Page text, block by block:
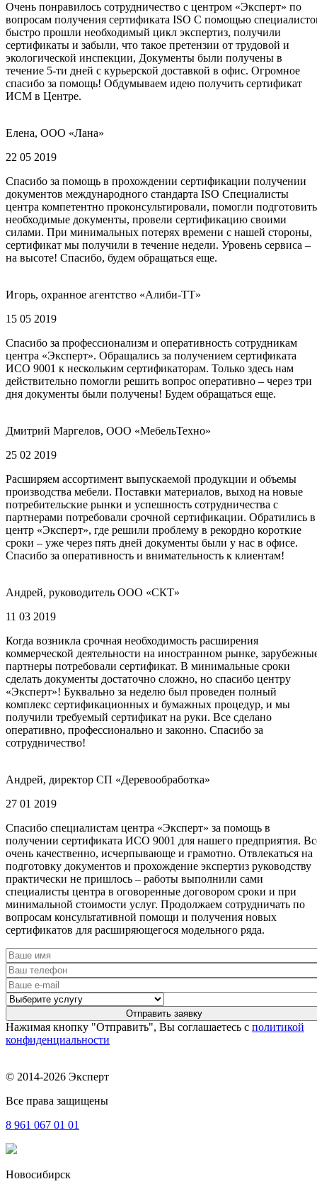
Очень понравилось сотрудничество с центром «Эксперт» по
вопросам получения сертификата ISO С помощью
быстро прошли необходимый цикл экспертиз, получили
сертификаты и забыли, что такое претензии от трудовой и
экологической инспекции, Документы были получены в
течение 5-ти дней с курьерской доставкой в офис. Огромное
спасибо за помощь! Обдумываем идею получить сертификат
ИСМ в Центре.
Елена, ООО «Лана»
22 05 2019
Спасибо за помощь в прохождении сертификации получении
документов международного стандарта ISO Специалисты
центра компетентно проконсультировали, помогли подготовить
необходимые документы, провели сертификацию своими
силами. При минимальных потерях времени с нашей стороны,
сертификат мы получили в течение недели. Уровень сервиса –
на высоте! Спасибо, будем обращаться еще.
Игорь, охранное агентство «Алиби-ТТ»
15 05 2019
Спасибо за профессионализм и оперативность сотрудникам
центра «Эксперт». Обращались за получением сертификата
ИСО 9001 к нескольким сертификаторам. Только здесь нам
действительно помогли решить вопрос оперативно – через три
дня документы были получены! Будем обращаться еще.
Дмитрий Маргелов, ООО «МебельТехно»
25 02 2019
Расширяем ассортимент выпускаемой продукции и объемы
производства мебели. Поставки материалов, выход на новые
потребительские рынки и успешность сотрудничества с
партнерами потребовали срочной сертификации. Обратились в
центр «Эксперт», где решили проблему в рекордно короткие
сроки – уже через пять дней документы были у нас в офисе.
Спасибо за оперативность и внимательность к клиентам!
Андрей, руководитель ООО «СКТ»
11 03 2019
Когда возникла срочная необходимость расширения
коммерческой деятельности на иностранном рынке,
партнеры потребовали сертификат. В минимальные сроки
сделать документы достаточно сложно, но спасибо центру
«Эксперт»! Буквально за неделю был проведен полный
комплекс сертификационных и бумажных процедур, и мы
получили требуемый сертификат на руки. Все сделано
оперативно, профессионально и законно. Спасибо за
сотрудничество!
Андрей, директор СП «Деревообработка»
27 01 2019
Спасибо специалистам центра «Эксперт» за помощь в
получении сертификата ИСО 9001 для нашего предприятия.
очень качественно, исчерпывающе и грамотно. Отвлекаться на
подготовку документов и прохождение экспертиз руководству
практически не пришлось – работы выполнили сами
специалисты центра в оговоренные договором сроки и при
минимальной стоимости услуг. Продолжаем сотрудничать по
вопросам консультативной помощи и получения новых
сертификатов для расширяющегося модельного ряда.
Нажимая кнопку "Отправить", Вы соглашаетесь с политикой
конфиденциальности
© 2014-2026 Эксперт
Все права защищены
8 961 067 01 01
Новосибирск